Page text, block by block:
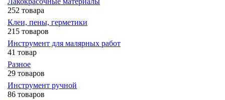
252 товара
Клеи, пены, герметики
215 товаров
Инструмент для малярных работ
41 товар
Разное
29 товаров
Инструмент ручной
86 товаров